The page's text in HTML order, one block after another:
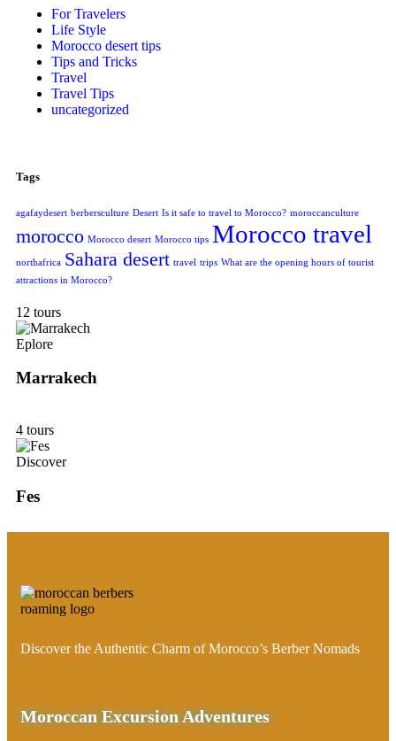
For Travelers
Life Style
Morocco desert tips
Tips and Tricks
Travel
Travel Tips
uncategorized
Tags
agafaydesert berbersculture Desert Is it safe to travel to Morocco? moroccanculture
morocco Morocco desert Morocco tips Morocco travel
northafrica Sahara desert travel trips What are the opening hours of tourist
attractions in Morocco?
12 tours
Eplore
Marrakech
4 tours
Discover
Fes
Discover the Authentic Charm of Morocco’s Berber Nomads
Moroccan Excursion Adventures